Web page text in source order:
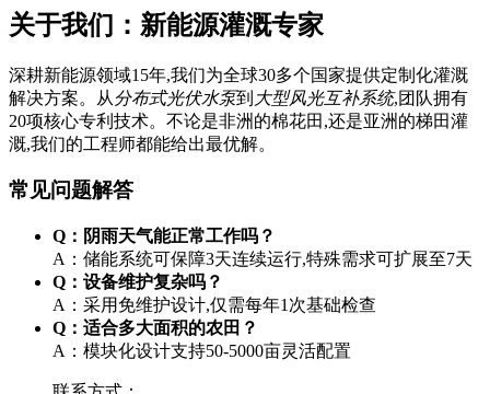
关于我们：新能源灌溉专家
深耕新能源领域15年,我们为全球30多个国家提供定制化灌溉
解决方案。从分布式光伏水泵到 大型风光互补系统,团队拥有
20项核心专利技术。不论是非洲的棉花田,还是亚洲的梯田灌
溉,我们的工程师都能给出最优解。
常见问题解答
Q：阴雨天气能正常工作吗？
A：储能系统可保障3天连续运行,特殊需求可扩展至7天
Q：设备维护复杂吗？
A：采用免维护设计,仅需每年1次基础检查
Q：适合多大面积的农田？
A：模块化设计支持50-5000亩灵活配置